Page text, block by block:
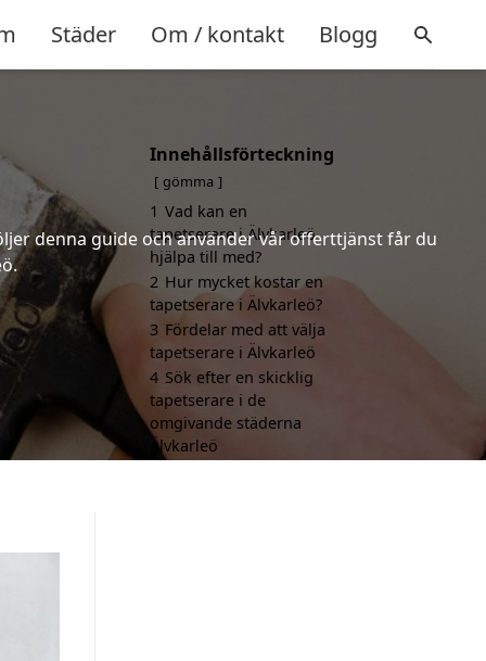
Städer Om / kontakt Blogg
denna guide och använder vår offerttjänst får du
Innehållsförteckning
gömma
1 Vad kan en
tapetserare i Älvkarleö
hjälpa till med?
2 Hur mycket kostar en
tapetserare i Älvkarleö?
3 Fördelar med att välja
tapetserare i Älvkarleö
4 Sök efter en skicklig
tapetserare i de
omgivande städerna
Älvkarleö